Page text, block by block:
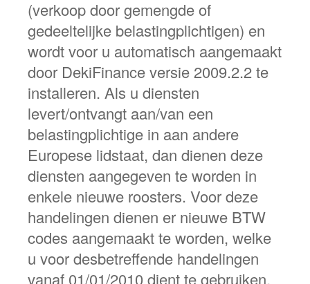
(verkoop door gemengde of
gedeeltelijke belastingplichtigen) en
wordt voor u automatisch aangemaakt
door DekiFinance versie 2009.2.2 te
installeren. Als u diensten
levert/ontvangt aan/van een
belastingplichtige in aan andere
Europese lidstaat, dan dienen deze
diensten aangegeven te worden in
enkele nieuwe roosters. Voor deze
handelingen dienen er nieuwe BTW
codes aangemaakt te worden, welke
u voor desbetreffende handelingen
vanaf 01/01/2010 dient te gebruiken.